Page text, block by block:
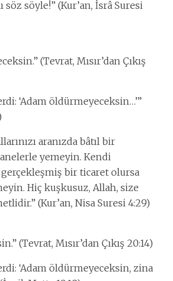
söyle!” (Kur’an, İsrâ Suresi
(Tevrat, Mısır’dan Çıkış
‘Adam öldürmeyeceksin…’”
aranızda bâtıl bir
yemeyin. Kendi
bir ticaret olursa
Hiç kuşkusuz, Allah, size
(Kur’an, Nisa Suresi 4:29)
(Tevrat, Mısır’dan Çıkış 20:14)
‘Adam öldürmeyeceksin, zina